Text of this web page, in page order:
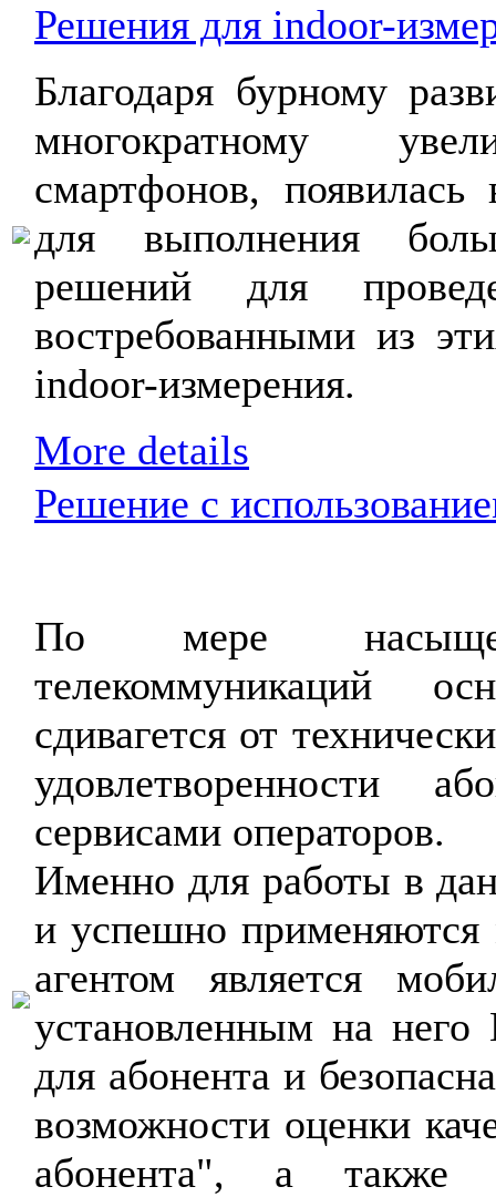
Решения для indoor-
Благодаря бурному
многократному
смартфонов, появилась
для выполнения
решений для
востребованными из
indoor-измерения.
More details
Решение с
По мере
телекоммуникаций
сдивагется от
удовлетворенности
сервисами операторов.
Именно для работы в
и успешно
агентом является
установленным на него
для абонента и
возможности оценки
абонента", а также